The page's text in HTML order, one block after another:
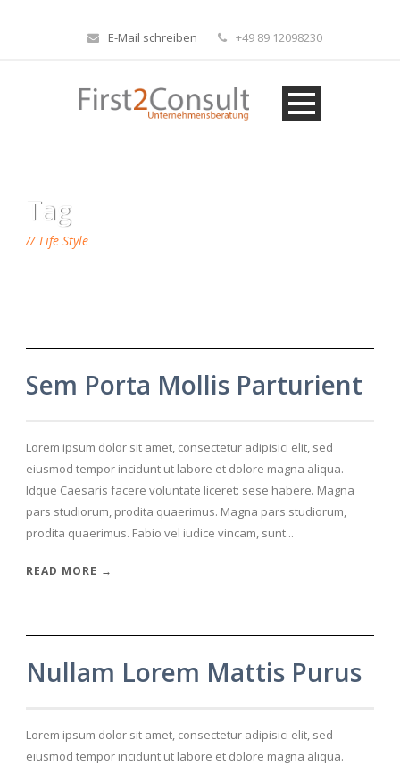
E-Mail schreiben +49 89 12098230
Tag
Life Style
Sem Porta Mollis Parturient
Lorem ipsum dolor sit amet, consectetur adipisici elit, sed
eiusmod tempor incidunt ut labore et dolore magna aliqua.
Idque Caesaris facere voluntate liceret: sese habere. Magna
pars studiorum, prodita quaerimus. Magna pars studiorum,
prodita quaerimus. Fabio vel iudice vincam, sunt...
READ MORE →
Nullam Lorem Mattis Purus
Lorem ipsum dolor sit amet, consectetur adipisici elit, sed
eiusmod tempor incidunt ut labore et dolore magna aliqua.